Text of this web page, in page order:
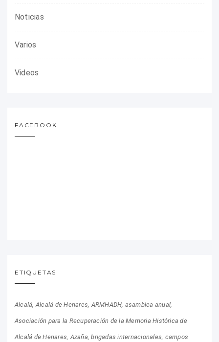
Noticias
Varios
Videos
FACEBOOK
ETIQUETAS
Alcalá Alcalá de Henares ARMHADH asamblea anual
Asociación para la Recuperación de la Memoria Histórica de
Alcalá de Henares Azaña brigadas internacionales campos